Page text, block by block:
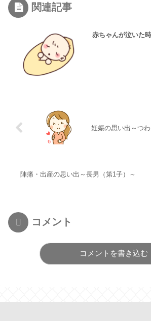
関連記事
赤ちゃんが泣いた
妊娠の思い出～つ
陣痛・出産の思い出～長男（第1子）～
コメント
コメントを書き込む